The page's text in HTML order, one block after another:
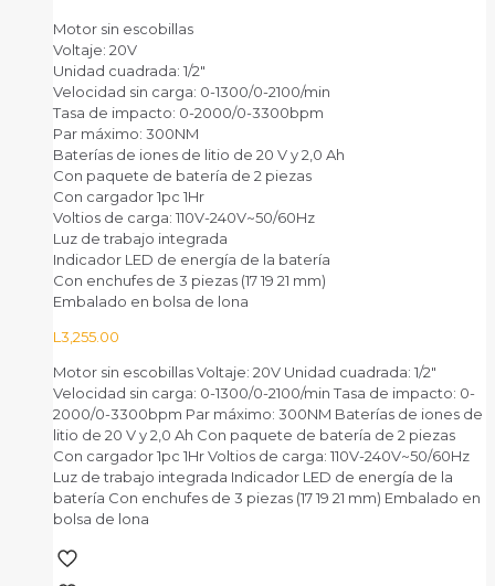
Motor sin escobillas
Voltaje: 20V
Unidad cuadrada: 1/2″
Velocidad sin carga: 0-1300/0-2100/min
Tasa de impacto: 0-2000/0-3300bpm
Par máximo: 300NM
Baterías de iones de litio de 20 V y 2,0 Ah
Con paquete de batería de 2 piezas
Con cargador 1pc 1Hr
Voltios de carga: 110V-240V~50/60Hz
Luz de trabajo integrada
Indicador LED de energía de la batería
Con enchufes de 3 piezas (17 19 21 mm)
Embalado en bolsa de lona
L 3,255.00
Motor sin escobillas Voltaje: 20V Unidad cuadrada: 1/2"
Velocidad sin carga: 0-1300/0-2100/min Tasa de impacto: 0-
2000/0-3300bpm Par máximo: 300NM Baterías de iones de
litio de 20 V y 2,0 Ah Con paquete de batería de 2 piezas
Con cargador 1pc 1Hr Voltios de carga: 110V-240V~50/60Hz
Luz de trabajo integrada Indicador LED de energía de la
batería Con enchufes de 3 piezas (17 19 21 mm) Embalado en
bolsa de lona